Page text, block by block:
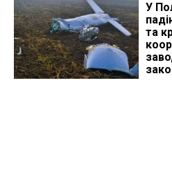
У
та